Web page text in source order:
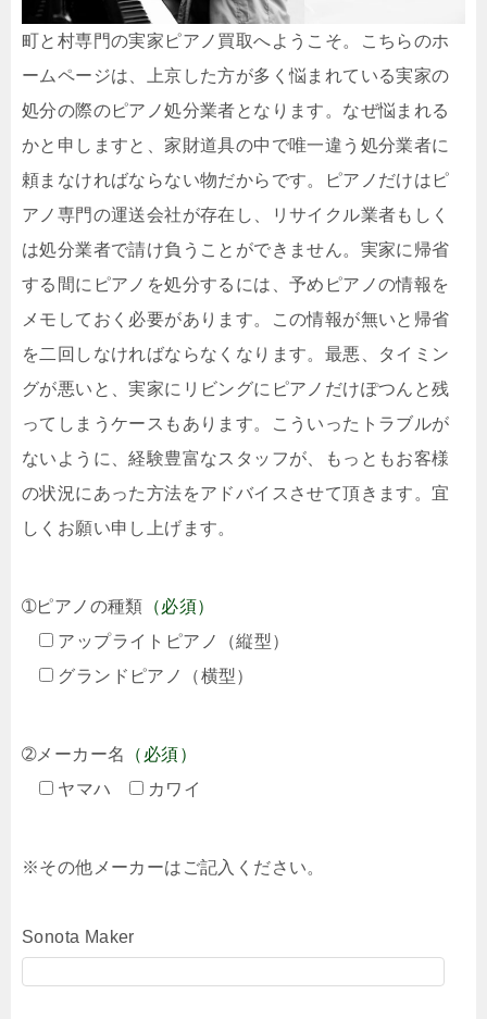
町と村専門の実家ピアノ買取へようこそ。こちらのホ
ームページは、上京した方が多く悩まれている実家の
処分の際のピアノ処分業者となります。なぜ悩まれる
かと申しますと、家財道具の中で唯一違う処分業者に
頼まなければならない物だからです。ピアノだけはピ
アノ専門の運送会社が存在し、リサイクル業者もしく
は処分業者で請け負うことができません。実家に帰省
する間にピアノを処分するには、予めピアノの情報を
メモしておく必要があります。この情報が無いと帰省
を二回しなければならなくなります。最悪、タイミン
グが悪いと、実家にリビングにピアノだけぽつんと残
ってしまうケースもあります。こういったトラブルが
ないように、経験豊富なスタッフが、もっともお客様
の状況にあった方法をアドバイスさせて頂きます。宜
しくお願い申し上げます。
➀ピアノの種類 （必須）
アップライトピアノ（縦型）
グランドピアノ（横型）
➁メーカー名
（必須）
ヤマハ
カワイ
※その他メーカーはご記入ください。
Sonota Maker